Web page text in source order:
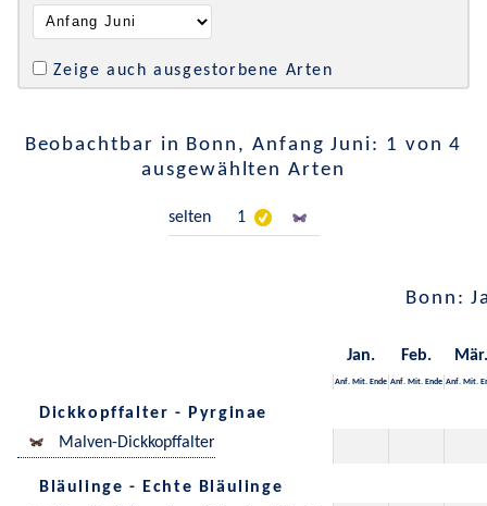
Zeige auch ausgestorbene Arten
Beobachtbar in Bonn, Anfang Juni: 1 von 4
ausgewählten Arten
selten 1
Bonn:
Jan. Feb. Mär.
Anf. Mit. Ende Anf. Mit. Ende Anf. Mit.
Dickkopffalter - Pyrginae
Malven-Dickkopffalter
Bläulinge - Echte Bläulinge